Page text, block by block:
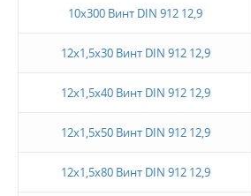
10х300 Винт DIN 912 12,9
12х1,5х30 Винт DIN 912 12,9
12х1,5х40 Винт DIN 912 12,9
12х1,5х50 Винт DIN 912 12,9
12х1,5х80 Винт DIN 912 12,9